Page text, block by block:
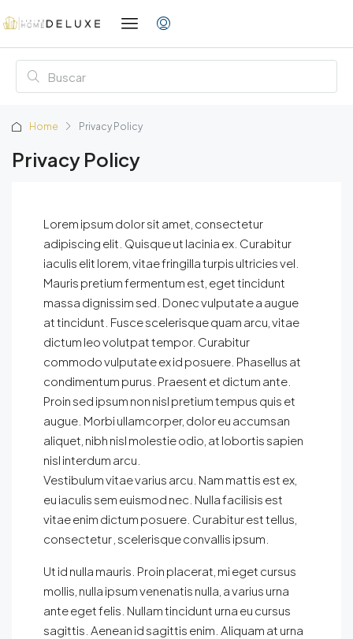
Home Privacy Policy
Privacy Policy
Lorem ipsum dolor sit amet, consectetur
adipiscing elit. Quisque ut lacinia ex. Curabitur
iaculis elit lorem, vitae fringilla turpis ultricies vel.
Mauris pretium fermentum est, eget tincidunt
massa dignissim sed. Donec vulputate a augue
at tincidunt. Fusce scelerisque quam arcu, vitae
dictum leo volutpat tempor. Curabitur
commodo vulputate ex id posuere. Phasellus at
condimentum purus. Praesent et dictum ante.
Proin sed ipsum non nisl pretium tempus quis et
augue. Morbi ullamcorper, dolor eu accumsan
aliquet, nibh nisl molestie odio, at lobortis sapien
nisl interdum arcu.
Vestibulum vitae varius arcu. Nam mattis est ex,
eu iaculis sem euismod nec. Nulla facilisis est
vitae enim dictum posuere. Curabitur est tellus,
consectetur , scelerisque convallis ipsum.
Ut id nulla mauris. Proin placerat, mi eget cursus
mollis, nulla ipsum venenatis nulla, a varius urna
ante eget felis. Nullam tincidunt urna eu cursus
sagittis. Aenean id sagittis enim. Aliquam at urna